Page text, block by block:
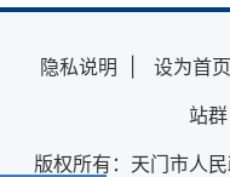
隐私说明 设为首页
站群
版权所有：天门市人